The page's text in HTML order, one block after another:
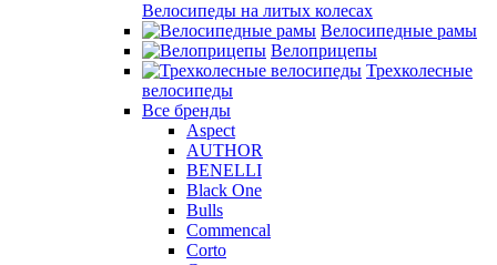
Велосипеды на литых колесах
Велосипедные рамы
Велоприцепы
Трехколесные
велосипеды
Все бренды
Aspect
AUTHOR
BENELLI
Black One
Bulls
Commencal
Corto